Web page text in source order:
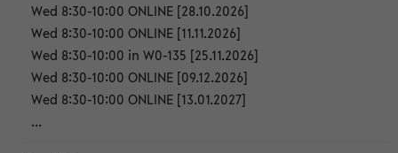
Wed 8:30-10:00 ONLINE [28.10.2026]
Wed 8:30-10:00 ONLINE [11.11.2026]
Wed 8:30-10:00 in W0-135 [25.11.2026]
Wed 8:30-10:00 ONLINE [09.12.2026]
Wed 8:30-10:00 ONLINE [13.01.2027]
...